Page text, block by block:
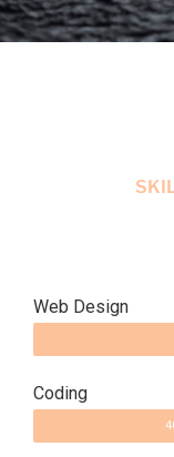
Web Design
Coding